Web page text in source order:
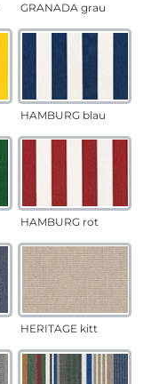
GRANADA grau
HAMBURG blau
HAMBURG rot
HERITAGE kitt